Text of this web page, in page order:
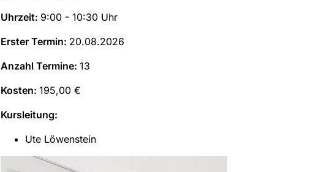
Uhrzeit: 9:00 - 10:30 Uhr
Erster Termin: 20.08.2026
Anzahl Termine: 13
Kosten: 195,00 €
Kursleitung:
Ute Löwenstein